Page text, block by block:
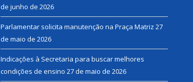
de junho de 2026
Parlamentar solicita manutenção na Praça Matriz 27
de maio de 2026
Indicações à Secretaria para buscar melhores
condições de ensino 27 de maio de 2026